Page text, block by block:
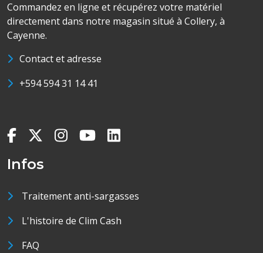
Commandez en ligne et récupérez votre matériel
directement dans notre magasin situé à Collery, à
Cayenne.
Contact et adresse
+594 594 31 14 41
Infos
Traitement anti-sargasses
L'histoire de Clim Cash
FAQ